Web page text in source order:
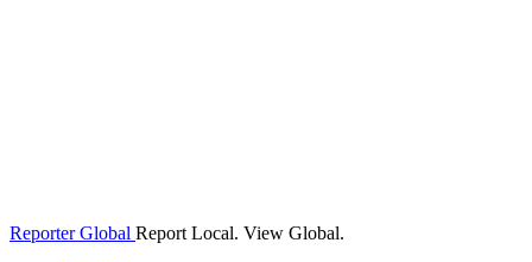
Reporter Global Report Local. View Global.